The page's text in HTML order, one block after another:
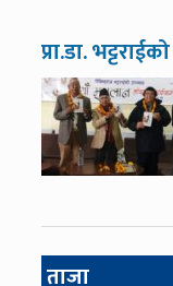
प्रा.डा.
ताजा